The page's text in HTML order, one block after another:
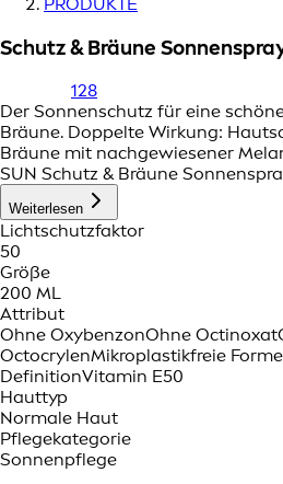
Schutz & Bräune
128
Der Sonnenschutz für eine
Bräune. Doppelte Wirkung:
Bräune mit nachgewiesener
SUN Schutz & Bräune
Weiterlesen
Lichtschutzfaktor
50
Größe
200 ML
Attribut
Ohne OxybenzonOhne Octinoxat
OctocrylenMikroplastikfreie
DefinitionVitamin E50
Hauttyp
Normale Haut
Pflegekategorie
Sonnenpflege